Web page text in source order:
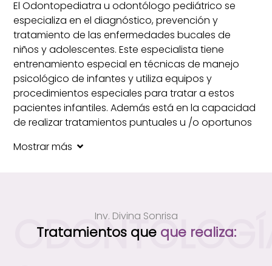
El Odontopediatra u odontólogo pediátrico se
especializa en el diagnóstico, prevención y
tratamiento de las enfermedades bucales de
niños y adolescentes. Este especialista tiene
entrenamiento especial en técnicas de manejo
psicológico de infantes y utiliza equipos y
procedimientos especiales para tratar a estos
pacientes infantiles. Además está en la capacidad
de realizar tratamientos puntuales u /o oportunos
en niños desde el momento en que aparecen las
necesario esperar que el niño tenga dientes.
Mostrar más
Inv. Divina Sonrisa
Tratamientos que que realiza: